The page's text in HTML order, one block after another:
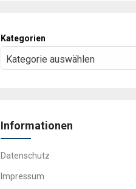
Kategorien
Informationen
Datenschutz
Impressum